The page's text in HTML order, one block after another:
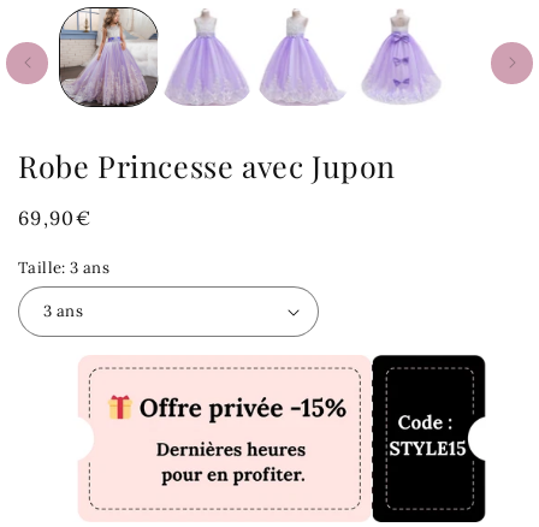
Robe Princesse avec Jupon
Prix
69,90€
Taille:3 ans